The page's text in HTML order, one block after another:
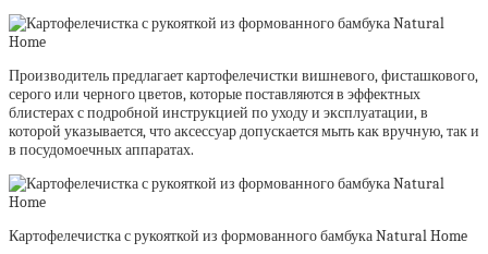
Производитель предлагает картофелечистки вишневого, фисташкового,
серого или черного цветов, которые поставляются в эффектных
блистерах с подробной инструкцией по уходу и эксплуатации, в
которой указывается, что аксессуар допускается мыть как вручную, так и
в посудомоечных аппаратах.
Картофелечистка с рукояткой из формованного бамбука Natural Home